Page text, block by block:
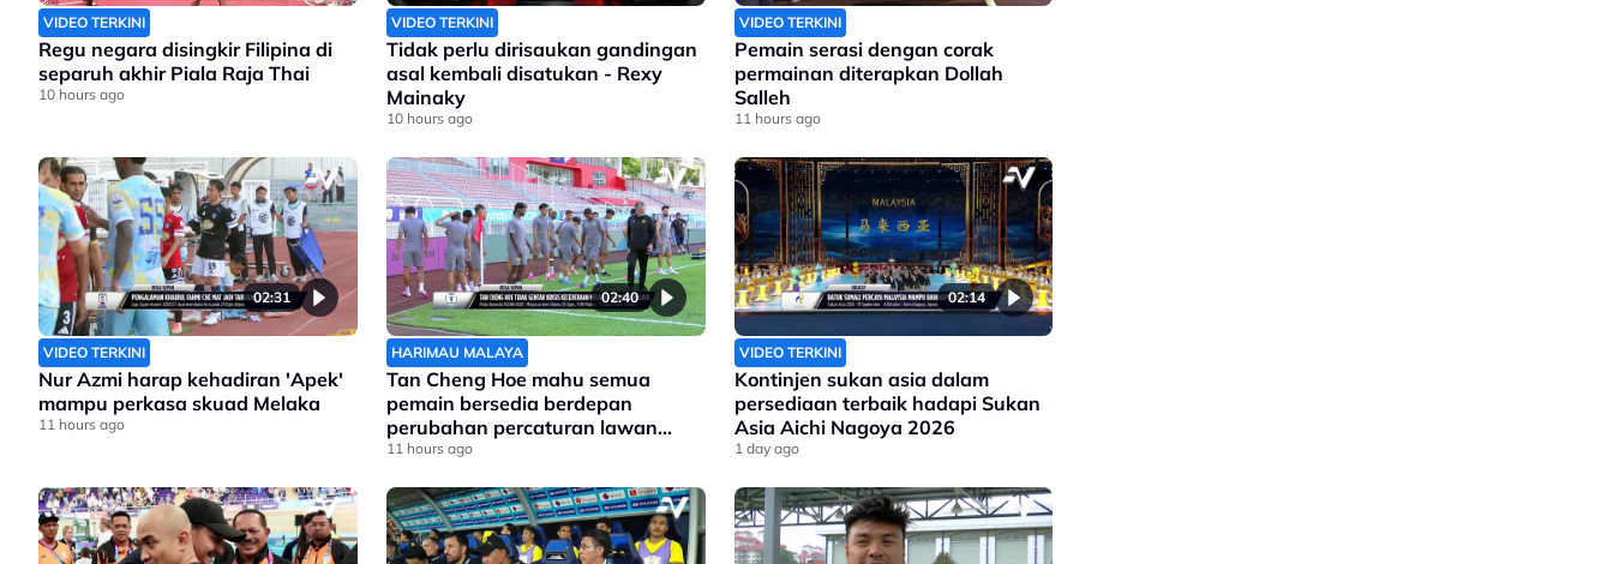
VIDEO TERKINI
Regu negara disingkir Filipina di
separuh akhir Piala Raja Thai
10 hours ago
VIDEO TERKINI
Tidak perlu dirisaukan gandingan
asal kembali disatukan - Rexy
Mainaky
10 hours ago
VIDEO TERKINI
Pemain serasi dengan corak
permainan diterapkan Dollah
Salleh
11 hours ago
02:31
VIDEO TERKINI
Nur Azmi harap kehadiran 'Apek'
mampu perkasa skuad Melaka
11 hours ago
02:40
HARIMAU MALAYA
Tan Cheng Hoe mahu semua
pemain bersedia berdepan
perubahan percaturan lawan
Filipina
11 hours ago
02:14
VIDEO TERKINI
Kontinjen sukan asia dalam
persediaan terbaik hadapi Sukan
Asia Aichi Nagoya 2026
1 day ago